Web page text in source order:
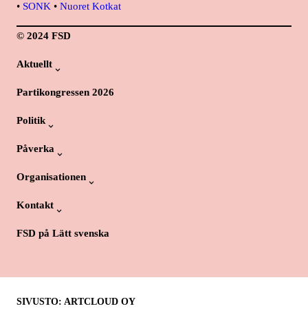
• SONK • Nuoret Kotkat
© 2024 FSD
Aktuellt
Partikongressen 2026
Politik
Påverka
Organisationen
Kontakt
FSD på Lätt svenska
SIVUSTO: ARTCLOUD OY